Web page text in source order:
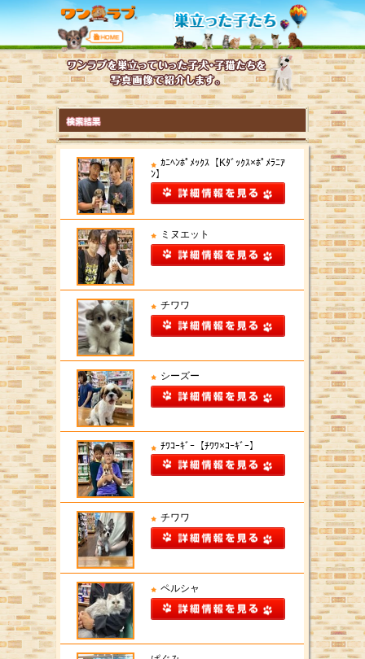
ｶﾆﾍﾝﾎﾟﾒｯｸｽ【Kﾀﾞｯｸｽ×ﾎﾟﾒﾗﾆｱ
ﾝ】
ミヌエット
チワワ
シーズー
ﾁﾜｺｰｷﾞｰ【ﾁﾜﾜ×ｺｰｷﾞｰ】
チワワ
ペルシャ